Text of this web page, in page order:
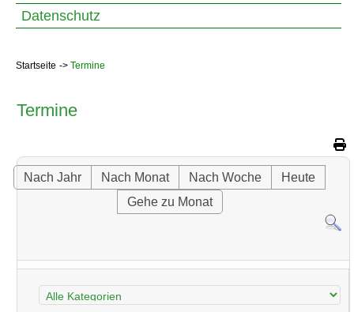
Datenschutz
Startseite Termine
Termine
Nach Jahr Nach Monat Nach Woche
Heute
Gehe zu Monat
Eine Kategorie auswählen um die Liste zu filtern